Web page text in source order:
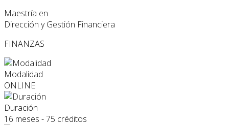
Maestría en
Dirección y Gestión Financiera
FINANZAS
Modalidad
ONLINE
Duración
16 meses - 75 créditos